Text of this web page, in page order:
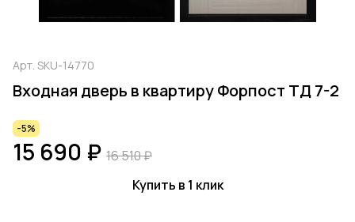
Арт. SKU-14770
Входная дверь в квартиру Форпост ТД 7-2
-5%
15 690 ₽ 16 510 ₽
Купить в 1 клик